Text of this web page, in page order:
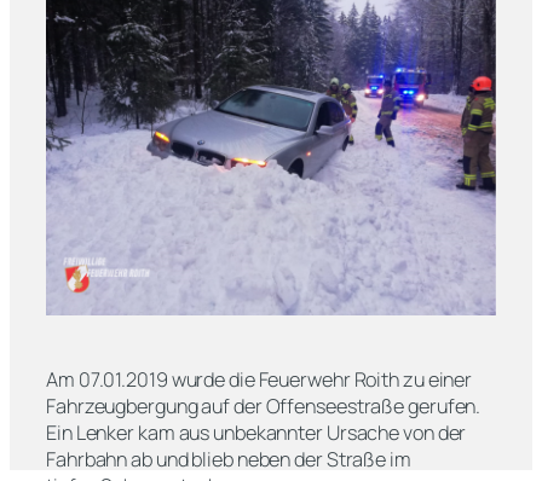
Am 07.01.2019 wurde die Feuerwehr Roith zu einer
Fahrzeugbergung auf der Offenseestraße gerufen.
Ein Lenker kam aus unbekannter Ursache von der
Fahrbahn ab und blieb neben der Straße im